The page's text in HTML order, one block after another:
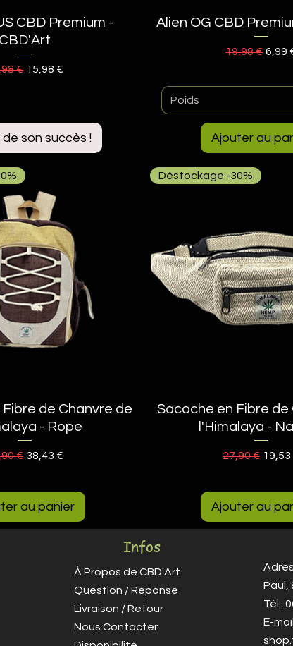
rapide
CBD Premium -
CBD'Art
original
€ Prix promotionnel
15,98 €
son succès !
Aperçu
Alien OG CBD
Prix original
19,98 € Prix
6,99
Poids
Ajouter au
rapide
Fibre de Chanvre de
- Rope
original
€ Prix promotionnel
38,43 €
au panier
Aperçu
Déstockage -30%
Sacoche en Fibre de
l'Himalaya -
Prix original
27,90 € Prix
19,53
Ajouter au
Infos
À Propos de CBD'Art
Question / Réponse
Livraison / Retour
Nous Contacter
Paul,
Tél :
E-